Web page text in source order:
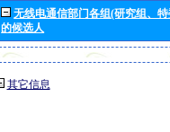
无线电通信部门各组(研究组、
的候选人
其它信息